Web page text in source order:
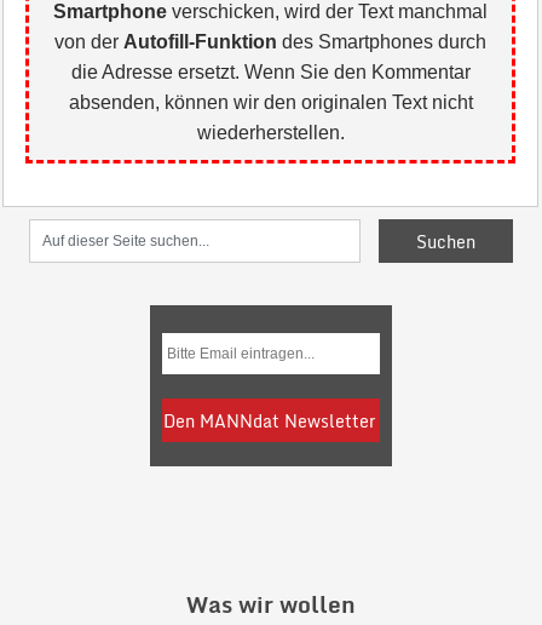
Smartphone verschicken, wird der Text manchmal
von der Autofill-Funktion des Smartphones durch
die Adresse ersetzt. Wenn Sie den Kommentar
absenden, können wir den originalen Text nicht
wiederherstellen.
Was wir wollen